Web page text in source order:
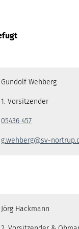
Gundolf Wehberg
1. Vorsitzender
05436 457
g.wehberg@sv-
Jörg Hackmann